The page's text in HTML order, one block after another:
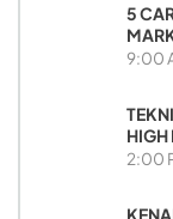
5
9:00
HIGH
2:00